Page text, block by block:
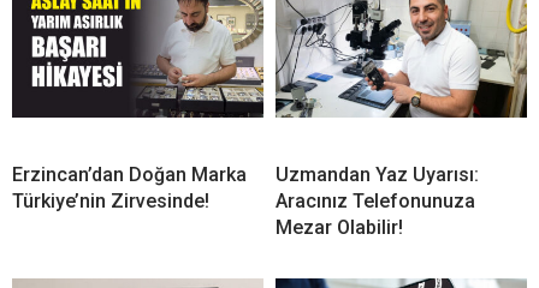
Erzincan’dan Doğan Marka
Türkiye’nin Zirvesinde!
Uzmandan Yaz Uyarısı:
Aracınız Telefonunuza
Mezar Olabilir!